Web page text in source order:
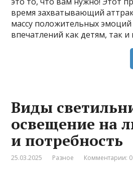
время захватывающий
массу положительных
впечатлений как детям, так
Виды
освещение на
и потребность
25.03.2025 Разное Комментарии: 0